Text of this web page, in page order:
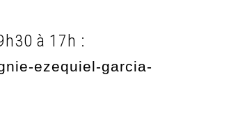
à 17h :
ezequiel-garcia-